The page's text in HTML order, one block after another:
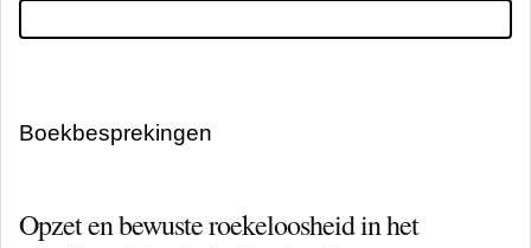
Boekbesprekingen
Opzet en bewuste roekeloosheid in het